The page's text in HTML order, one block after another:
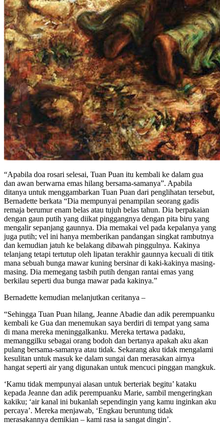
“Apabila doa rosari selesai, Tuan Puan itu kembali ke dalam gua
dan awan berwarna emas hilang bersama-samanya”. Apabila
ditanya untuk menggambarkan Tuan Puan dari penglihatan tersebut,
Bernadette berkata “Dia mempunyai penampilan seorang gadis
remaja berumur enam belas atau tujuh belas tahun. Dia berpakaian
dengan gaun putih yang diikat pinggangnya dengan pita biru yang
mengalir sepanjang gaunnya. Dia memakai vel pada kepalanya yang
juga putih; vel ini hanya memberikan pandangan singkat rambutnya
dan kemudian jatuh ke belakang dibawah pinggulnya. Kakinya
telanjang tetapi tertutup oleh lipatan terakhir gaunnya kecuali di titik
mana sebuah bunga mawar kuning bersinar di kaki-kakinya masing-
masing. Dia memegang tasbih putih dengan rantai emas yang
berkilau seperti dua bunga mawar pada kakinya.”
Bernadette kemudian melanjutkan ceritanya –
“Sehingga Tuan Puan hilang, Jeanne Abadie dan adik perempuanku
kembali ke Gua dan menemukan saya berdiri di tempat yang sama
di mana mereka meninggalkanku. Mereka tertawa padaku,
memanggilku sebagai orang bodoh dan bertanya apakah aku akan
pulang bersama-samanya atau tidak. Sekarang aku tidak mengalami
kesulitan untuk masuk ke dalam sungai dan merasakan airnya
hangat seperti air yang digunakan untuk mencuci pinggan mangkuk.
‘Kamu tidak mempunyai alasan untuk berteriak begitu’ kataku
kepada Jeanne dan adik perempuanku Marie, sambil mengeringkan
kakiku; ‘air kanal ini bukanlah sependingin yang kamu inginkan aku
percaya’. Mereka menjawab, ‘Engkau beruntung tidak
merasakannya demikian – kami rasa ia sangat dingin’.